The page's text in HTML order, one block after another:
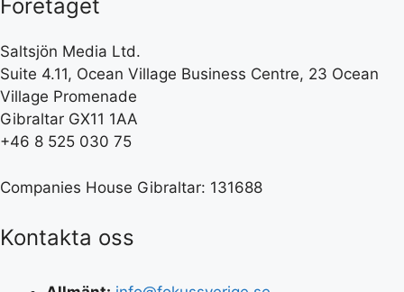
Företaget
Saltsjön Media Ltd.
Suite 4.11, Ocean Village Business Centre, 23 Ocean
Village Promenade
Gibraltar GX11 1AA
+46 8 525 030 75
Companies House Gibraltar: 131688
Kontakta oss